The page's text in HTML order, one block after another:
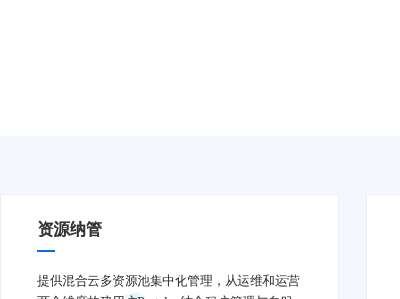
资源纳管
提供混合云多资源池集中化管理，从运维和运营